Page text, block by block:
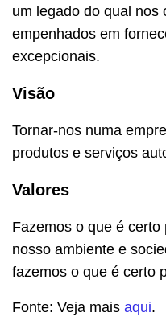
um legado do qual nos
empenhados em
excepcionais.
Visão
Tornar-nos numa
produtos e serviços
Valores
Fazemos o que é
nosso ambiente e
fazemos o que é certo
Fonte: Veja mais aqui.